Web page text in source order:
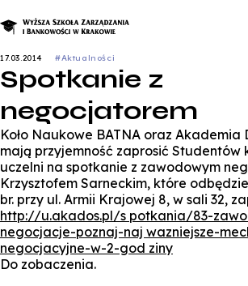
Studia
17.03.2014 #Aktualności
Spotkanie z
negocjatorem
Koło Naukowe BATNA oraz
mają przyjemność zaprosić Studentów
uczelni na spotkanie z zawodowym
Krzysztofem Sarneckim, które
br. przy ul. Armii Krajowej 8, w sali 32,
http://u.akados.pl/s potkania/83-
negocjacje-poznaj-naj wazniejsze-
negocjacyjne-w-2-god ziny
Do zobaczenia.